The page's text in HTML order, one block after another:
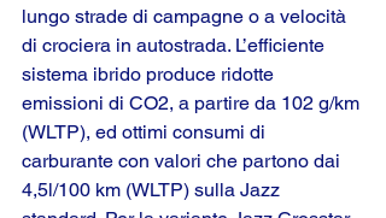
lungo strade di campagne o a velocità
di crociera in autostrada. L’efficiente
sistema ibrido produce ridotte
emissioni di CO2, a partire da 102 g/km
(WLTP), ed ottimi consumi di
carburante con valori che partono dai
4,5l/100 km (WLTP) sulla Jazz